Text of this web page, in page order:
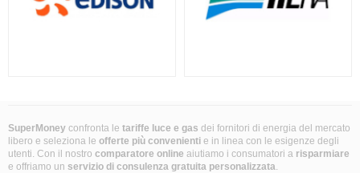
SuperMoney confronta le tariffe luce e gas dei fornitori di energia del mercato
libero e seleziona le offerte più convenienti e in linea con le esigenze degli
utenti. Con il nostro comparatore online aiutiamo i consumatori a risparmiare
e offriamo un servizio di consulenza gratuita personalizzata.